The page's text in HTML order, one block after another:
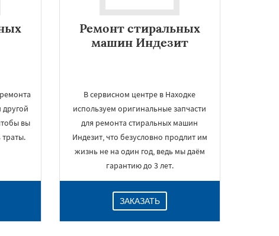
вы
траты.
Ремонт стиральных
машин Индезит
В сервисном центре в Находке
используем оригинальные запчасти
для ремонта стиральных машин
Индезит, что безусловно продлит им
жизнь не на один год, ведь мы даём
гарантию до 3 лет.
ЗАКАЗАТЬ